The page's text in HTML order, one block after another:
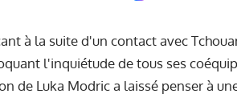
à la suite d'un contact avec
l'inquiétude de tous ses
de Luka Modric a laissé penser à